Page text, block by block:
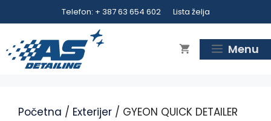
Telefon: + 387 63 654 602 Lista želja
Menu
Početna / Exterijer / GYEON QUICK DETAILER